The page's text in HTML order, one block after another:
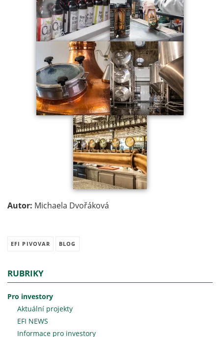
Autor: Michaela Dvořáková
EFI PIVOVAR BLOG
RUBRIKY
Pro investory
Aktuální projekty
EFI NEWS
Informace pro investory